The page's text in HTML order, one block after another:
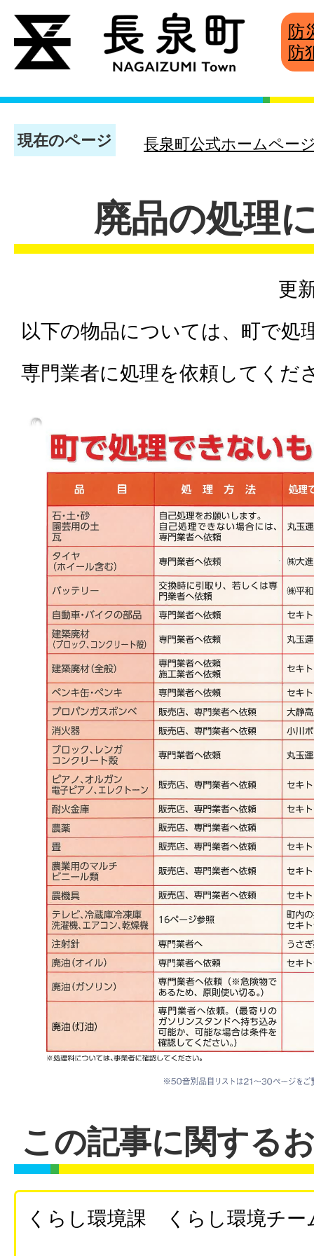
防
防
現在のページ 長泉町公式ホームペー
廃品の処理
更
以下の物品については、町で処
専門業者に処理を依頼してくだ
この記事に関する
くらし環境課 くらし環境チー